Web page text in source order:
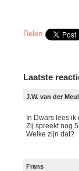
Delen
Laatste
J.W. van der
In Dwars lees
Zij spreekt nog
Welke zijn dat?
Frans